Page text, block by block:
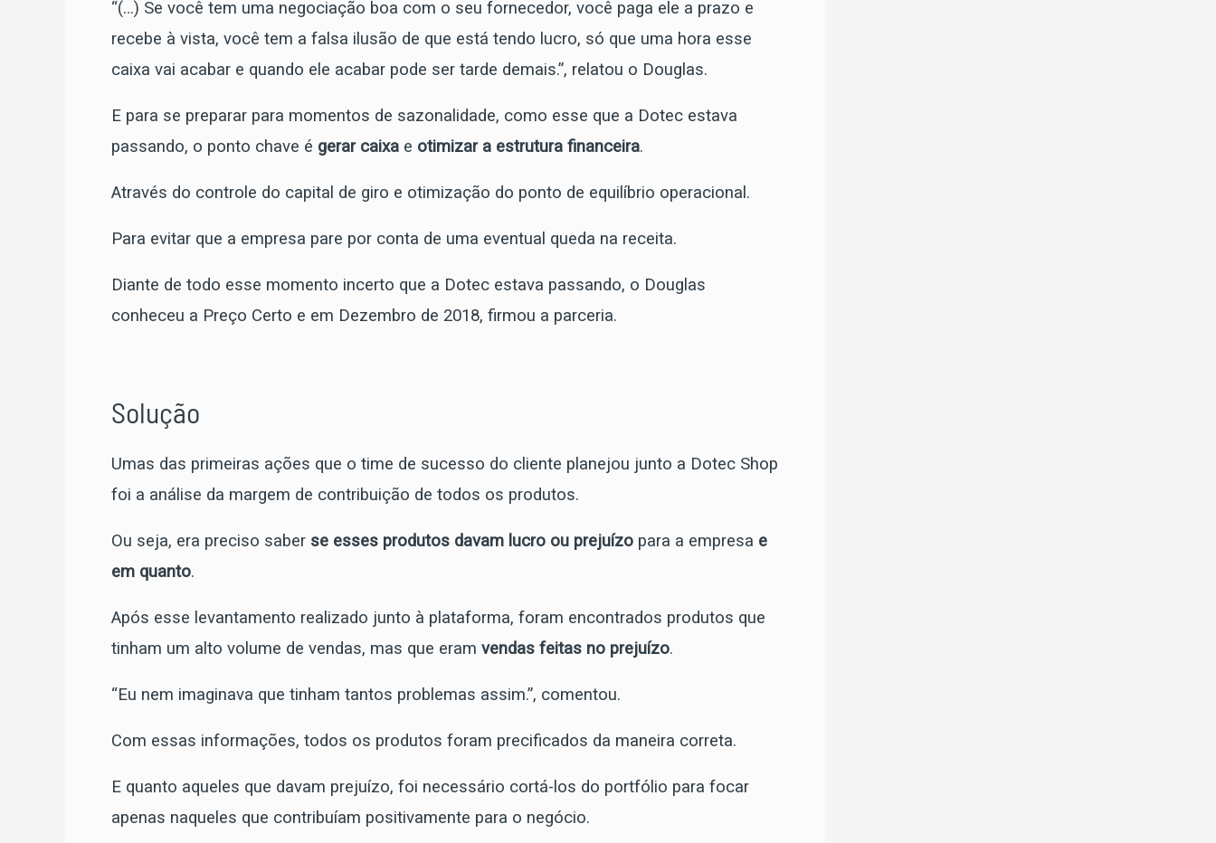
“(…) Se você tem uma negociação boa com o seu fornecedor, você paga ele a prazo e
recebe à vista, você tem a falsa ilusão de que está tendo lucro, só que uma hora esse
caixa vai acabar e quando ele acabar pode ser tarde demais.”, relatou o Douglas.
E para se preparar para momentos de sazonalidade, como esse que a Dotec estava
passando, o ponto chave é gerar caixa e otimizar a estrutura financeira.
Através do controle do capital de giro e otimização do ponto de equilíbrio operacional.
Para evitar que a empresa pare por conta de uma eventual queda na receita.
Diante de todo esse momento incerto que a Dotec estava passando, o Douglas
conheceu a Preço Certo e em Dezembro de 2018, firmou a parceria.
Solução
Umas das primeiras ações que o time de sucesso do cliente planejou junto a Dotec Shop
foi a análise da margem de contribuição de todos os produtos.
Ou seja, era preciso saber se esses produtos davam lucro ou prejuízo para a empresa e
em quanto.
Após esse levantamento realizado junto à plataforma, foram encontrados produtos que
tinham um alto volume de vendas, mas que eram vendas feitas no prejuízo.
“Eu nem imaginava que tinham tantos problemas assim.”, comentou.
Com essas informações, todos os produtos foram precificados da maneira correta.
E quanto aqueles que davam prejuízo, foi necessário cortá-los do portfólio para focar
apenas naqueles que contribuíam positivamente para o negócio.